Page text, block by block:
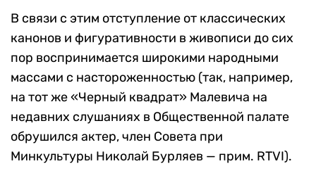
В связи с этим отступление от классических
канонов и фигуративности в живописи до сих
пор воспринимается широкими народными
массами c настороженностью (так, например,
на тот же «Черный квадрат» Малевича на
недавних слушаниях в Общественной палате
обрушился актер, член Совета при
Минкультуры Николай Бурляев — прим. RTVI).